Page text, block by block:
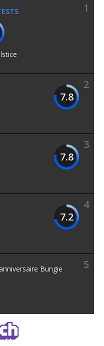
1
2
7.8
3
7.8
4
7.2
5
Bungie